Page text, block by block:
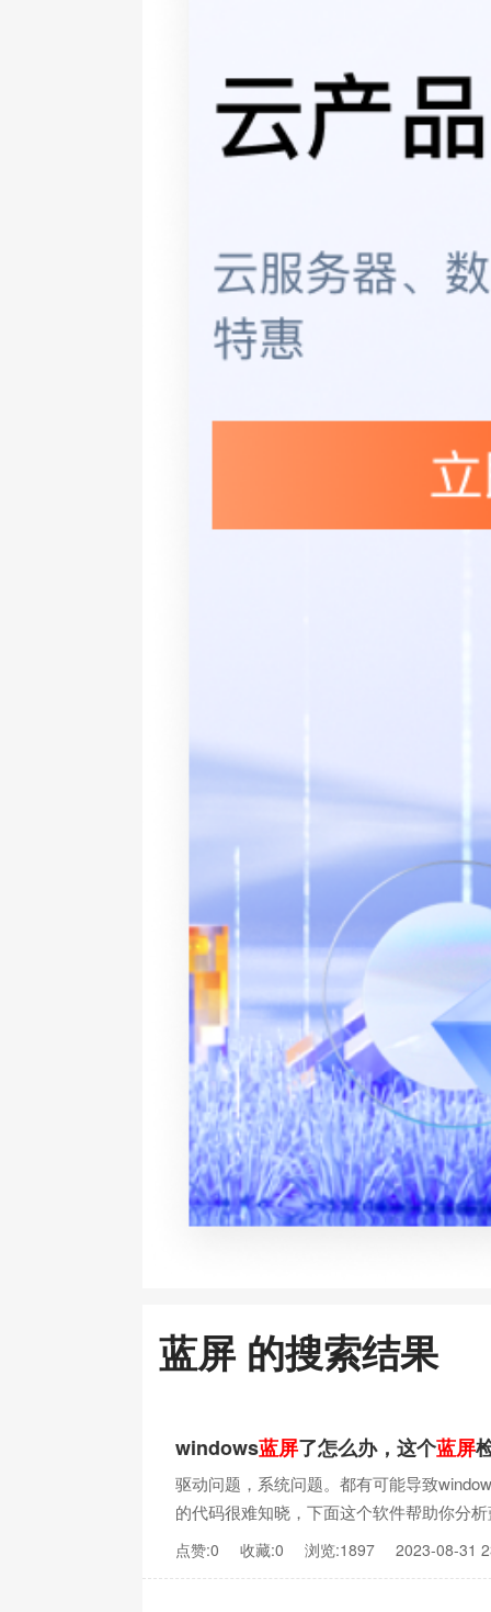
蓝屏 的搜索结果
windows蓝屏了怎么办，这个蓝屏
驱动问题，系统问题。都有可能导致
的代码很难知晓，下面这个软件帮助你分
点赞:0 收藏:0 浏览:1897 2023-08-31